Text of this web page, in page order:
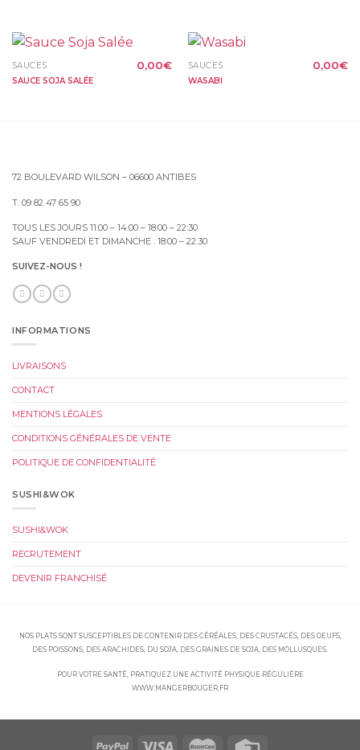
SAUCES
SAUCE SOJA SALÉE
0,00€
SAUCES
WASABI
0,00€
72 BOULEVARD WILSON – 06600 ANTIBES
T. 09 82 47 65 90
TOUS LES JOURS 11:00 – 14:00 – 18:00 – 22:30
SAUF VENDREDI ET DIMANCHE : 18:00 – 22:30
SUIVEZ-NOUS !
INFORMATIONS
LIVRAISONS
CONTACT
MENTIONS LÉGALES
CONDITIONS GÉNÉRALES DE VENTE
POLITIQUE DE CONFIDENTIALITÉ
SUSHI&WOK
SUSHI&WOK
RECRUTEMENT
DEVENIR FRANCHISÉ
NOS PLATS SONT SUSCEPTIBLES DE CONTENIR DES CÉRÉALES, DES CRUSTACÉS, DES OEUFS,
DES POISSONS, DES ARACHIDES, DU SOJA, DES GRAINES DE SOJA, DES MOLLUSQUES.
POUR VOTRE SANTÉ, PRATIQUEZ UNE ACTIVITÉ PHYSIQUE RÉGULIÈRE
WWW.MANGERBOUGER.FR